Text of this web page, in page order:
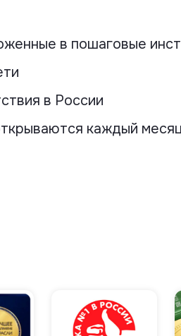
в пошаговые
в России
каждый